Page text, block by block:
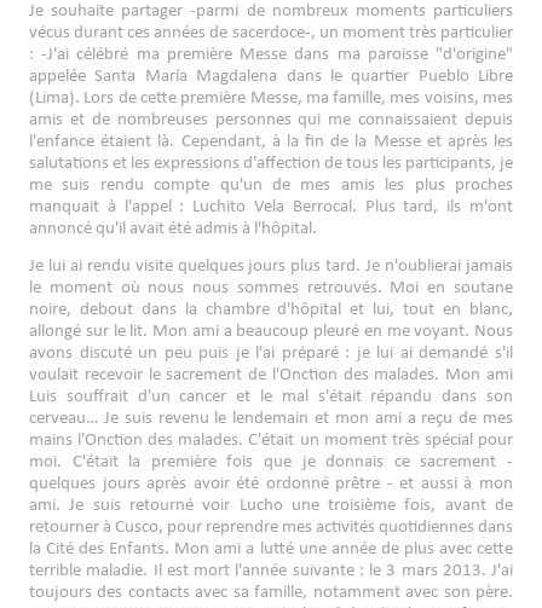
Je souhaite partager -parmi de nombreux moments particuliers
vécus durant ces années de sacerdoce-, un moment très particulier
: -J'ai célébré ma première Messe dans ma paroisse "d'origine"
appelée Santa María Magdalena dans le quartier Pueblo Libre
(Lima). Lors de cette première Messe, ma famille, mes voisins, mes
amis et de nombreuses personnes qui me connaissaient depuis
l'enfance étaient là. Cependant, à la fin de la Messe et après les
salutations et les expressions d'affection de tous les participants, je
me suis rendu compte qu'un de mes amis les plus proches
manquait à l'appel : Luchito Vela Berrocal. Plus tard, ils m'ont
annoncé qu'il avait été admis à l'hôpital.
Je lui ai rendu visite quelques jours plus tard. Je n'oublierai jamais
le moment où nous nous sommes retrouvés. Moi en soutane
noire, debout dans la chambre d'hôpital et lui, tout en blanc,
allongé sur le lit. Mon ami a beaucoup pleuré en me voyant. Nous
avons discuté un peu puis je l'ai préparé : je lui ai demandé s'il
voulait recevoir le sacrement de l'Onction des malades. Mon ami
Luis souffrait d'un cancer et le mal s'était répandu dans son
cerveau… Je suis revenu le lendemain et mon ami a reçu de mes
mains l'Onction des malades. C'était un moment très spécial pour
moi. C'était la première fois que je donnais ce sacrement -
quelques jours après avoir été ordonné prêtre - et aussi à mon
ami. Je suis retourné voir Lucho une troisième fois, avant de
retourner à Cusco, pour reprendre mes activités quotidiennes dans
la Cité des Enfants. Mon ami a lutté une année de plus avec cette
terrible maladie. Il est mort l'année suivante : le 3 mars 2013. J'ai
toujours des contacts avec sa famille, notamment avec son père.